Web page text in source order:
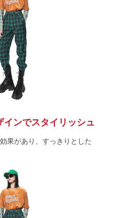
インでスタイリッシュ
果があり、すっきりとした